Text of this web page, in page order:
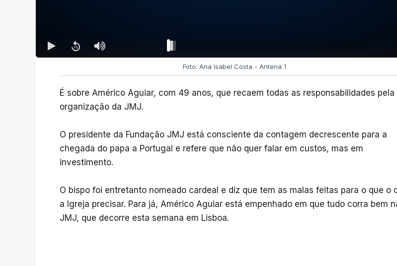
Foto: Ana Isabel Costa - Antena 1
É sobre Américo Aguiar, com 49 anos, que recaem todas as responsabilidades pela
organização da JMJ.
O presidente da Fundação JMJ está consciente da contagem decrescente para a
chegada do papa a Portugal e refere que não quer falar em custos, mas em
investimento.
O bispo foi entretanto nomeado cardeal e diz que tem as malas feitas para o que o
a Igreja precisar. Para já, Américo Aguiar está empenhado em que tudo corra bem
JMJ, que decorre esta semana em Lisboa.